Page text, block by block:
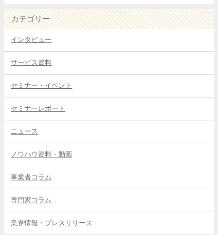
カテゴリー
インタビュー
サービス資料
セミナー・イベント
セミナーレポート
ニュース
ノウハウ資料・動画
事業者コラム
専門家コラム
業界情報・プレスリリース